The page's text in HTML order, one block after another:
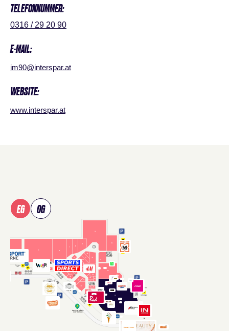
TELEFONNUMMER:
0316 / 29 20 90
E-MAIL:
im90@interspar.at
WEBSITE:
www.interspar.at
EG OG